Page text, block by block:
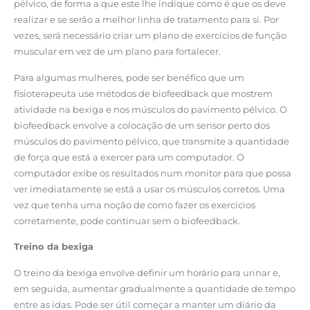
pélvico, de forma a que este lhe indique como é que os deve
realizar e se serão a melhor linha de tratamento para si. Por
vezes, será necessário criar um plano de exercícios de função
muscular em vez de um plano para fortalecer.
Para algumas mulheres, pode ser benéfico que um
fisioterapeuta use métodos de biofeedback que mostrem
atividade na bexiga e nos músculos do pavimento pélvico. O
biofeedback envolve a colocação de um sensor perto dos
músculos do pavimento pélvico, que transmite a quantidade
de força que está a exercer para um computador. O
computador exibe os resultados num monitor para que possa
ver imediatamente se está a usar os músculos corretos. Uma
vez que tenha uma noção de como fazer os exercícios
corretamente, pode continuar sem o biofeedback.
Treino da bexiga
O treino da bexiga envolve definir um horário para urinar e,
em seguida, aumentar gradualmente a quantidade de tempo
entre as idas. Pode ser útil começar a manter um diário da